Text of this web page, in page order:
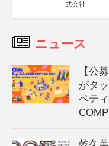
式会社
ニュース
【公
がタ
ペテ